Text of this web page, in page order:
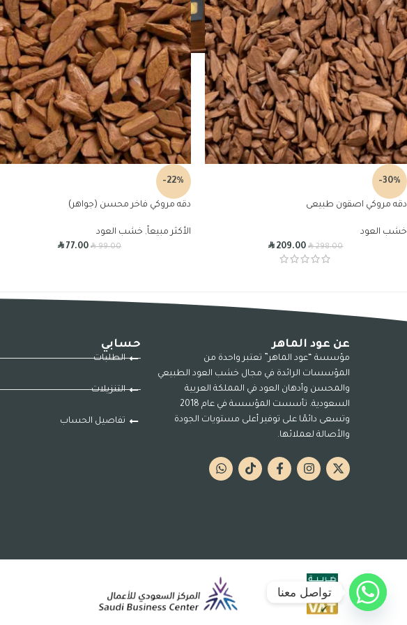
-30%
دقه مروكي اصقون طبيعى
خشب العود
R298.00
R209.00
-22%
دقه مروكي فاخر محسن (جواهر)
الأكثر مبيعاً, خشب العود
R99.00
R77.00
عن عود الماهر
مؤسسة “عود الماهر” تعتبر واحدة من
المؤسسات الرائدة في مجال خشب العود الطبيعي
والمحسن وأدهان العود في المملكة العربية
السعودية. تأسست المؤسسة في عام 2018
وتسعى دائمًا على توفير أعلى مستويات الجودة
والأصالة لعملائها.
حسابي
الطلبات
التنزيلات
تفاصيل الحساب
تواصل معنا